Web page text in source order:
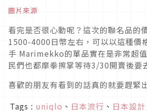
圖片來源
看完是否很心動呢？這次的聯名品的
1500-4000日幣左右，可以以這種價
手 Marimekko的單品實在是非常超
民們也都摩拳擦掌等待3/30開賣後要
喜歡的朋友有看到的話真的就要趕緊
Tags : uniqlo 、 日本流行 、 日本設計